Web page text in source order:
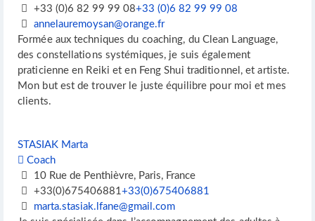
+33 (0)6 82 99 99 08+33 (0)6 82 99 99 08
annelauremoysan@orange.fr
Formée aux techniques du coaching, du Clean Language,
des constellations systémiques, je suis également
praticienne en Reiki et en Feng Shui traditionnel, et artiste.
Mon but est de trouver le juste équilibre pour moi et mes
clients.
STASIAK Marta
Coach
10 Rue de Penthièvre, Paris, France
+33(0)675406881+33(0)675406881
marta.stasiak.lfane@gmail.com